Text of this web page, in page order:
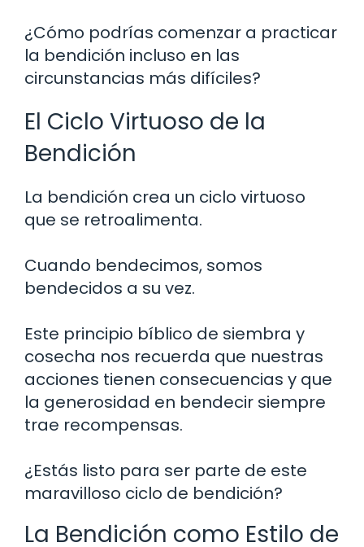
¿Cómo podrías comenzar a practicar
la bendición incluso en las
circunstancias más difíciles?
El Ciclo Virtuoso de la
Bendición
La bendición crea un ciclo virtuoso
que se retroalimenta.
Cuando bendecimos, somos
bendecidos a su vez.
Este principio bíblico de siembra y
cosecha nos recuerda que nuestras
acciones tienen consecuencias y que
la generosidad en bendecir siempre
trae recompensas.
¿Estás listo para ser parte de este
maravilloso ciclo de bendición?
La Bendición como Estilo de